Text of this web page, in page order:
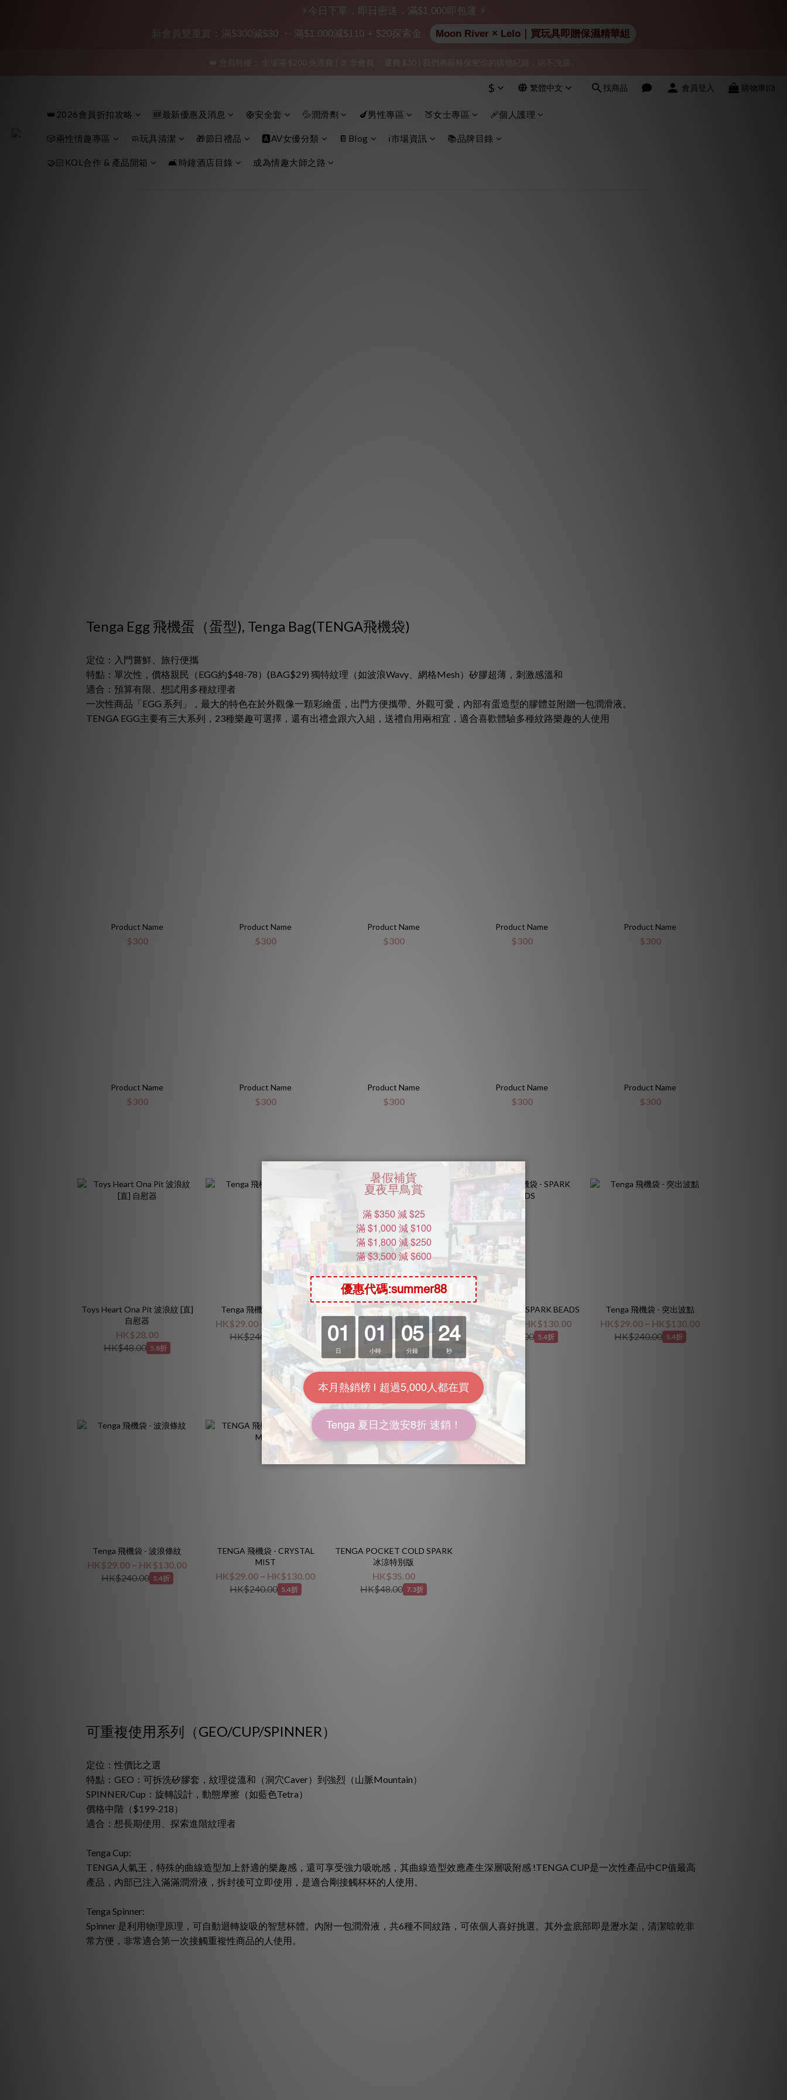
「保密出貨」（無店鋪資訊、一般紙箱）、隱私保護、加密付款、立即註冊成為會員！
「保密出貨」（無店鋪資訊、一般紙箱）、隱私保護、加密付款、立即註冊成為會員！
加入會員即享$20購物金  訂單商品好評再享$15購物金
👑 會員特權： 全場滿 $200 免運費 | 🚪 非會員： 運費 $30 | 我們將嚴格保密你的購物紀錄，絕不洩露。
「保密出貨」（無店鋪資訊、一般紙箱）、隱私保護、加密付款、立即註冊成為會員！
$ 繁體中文 找商品 會員登入 購物車(0)
👑2026會員折扣攻略 🆕最新優惠及消息 🛟安全套 💦潤滑劑 🍆男性專區 🍑女士專區 🩹個人護理
🎲兩性情趣專區 🧼玩具清潔 🎁節日禮品 🅰️AV女優分類 📔Blog ℹ️市場資訊 📚品牌目錄
🤝🏻KOL合作 & 產品開箱 🛋️時鐘酒店目錄 成為情趣大師之路
Tenga Egg 飛機蛋（蛋型), Tenga Bag(TENGA飛機袋)
定位：入門嘗鮮、旅行便攜
特點：單次性，價格親民（EGG約$48-78）(BAG$29) 獨特紋理（如波浪Wavy、網格Mesh）矽膠超薄，刺激感溫和
適合：預算有限、想試用多種紋理者
一次性商品「EGG 系列」，最大的特色在於外觀像一顆彩繪蛋，出門方便攜帶、外觀可愛，內部有蛋造型的膠體並附贈一包潤滑液。
TENGA EGG主要有三大系列，23種樂趣可選擇，還有出禮盒跟六入組，送禮自用兩相宜，適合喜歡體驗多種紋路樂趣的人使用
Product Name
$300
Product Name
$300
Product Name
$300
Product Name
$300
Product Name
$300
Product Name
$300
Product Name
$300
Product Name
$300
Product Name
$300
Product Name
$300
Toys Heart Ona Pit 波浪紋 [直]
自慰器
HK$28.00
HK$48.00 5.8折
Tenga 飛機袋 - 方塊邊緣
HK$29.00 ~ HK$130.00
HK$240.00
TENGA 飛機袋 - HEXA-BRICK
HK$29.00 ~ HK$130.00
HK$240.00 5.4折
TENGA 飛機袋 - SPARK BEADS
HK$29.00 ~ HK$130.00
HK$240.00 5.4折
Tenga 飛機袋 - 突出波點
HK$29.00 ~ HK$130.00
HK$240.00 5.4折
Tenga 飛機袋 - 波浪條紋
HK$29.00 ~ HK$130.00
HK$240.00 5.4折
TENGA 飛機袋 - CRYSTAL
MIST
HK$29.00 ~ HK$130.00
HK$240.00 5.4折
TENGA POCKET COLD SPARK
冰涼特別版
HK$35.00
HK$48.00 7.3折
可重複使用系列（GEO/CUP/SPINNER）
定位：性價比之選
特點：GEO：可拆洗矽膠套，紋理從溫和（洞穴Caver）到強烈（山脈Mountain）
SPINNER/Cup：旋轉設計，動態摩擦（如藍色Tetra）
價格中階（$199-218）
適合：想長期使用、探索進階紋理者
Tenga Cup:
TENGA人氣王，特殊的曲線造型加上舒適的樂趣感，還可享受強力吸吮感，其曲線造型效應產生深層吸附感 !TENGA CUP是一次性產品中CP值最高
產品，內部已注入滿滿潤滑液，拆封後可立即使用，是適合剛接觸杯杯的人使用。
Tenga Spinner:
Spinner 是利用物理原理，可自動迴轉旋吸的智慧杯體。內附一包潤滑液，共6種不同紋路，可依個人喜好挑選。其外盒底部即是瀝水架，清潔晾乾非
常方便，非常適合第一次接觸重複性商品的人使用。
⚡今日下單．即日密送．滿$1,000即包運 ⚡
新會員雙重賞：滿$300減$30 ・ 滿$1,000減$110 + $20探索金 Moon River × Lelo｜買玩具即贈保濕精華組